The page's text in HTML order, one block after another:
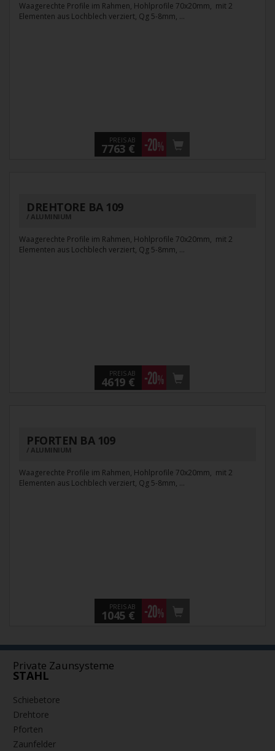
Waagerechte Profile im Rahmen, Hohlprofile 70x20mm, mit 2
Elementen aus Lochblech verziert, Qg 5-8mm, ...
PREIS AB
7763 €
DREHTORE BA 109
ALUMINIUM
Waagerechte Profile im Rahmen, Hohlprofile 70x20mm, mit 2
Elementen aus Lochblech verziert, Qg 5-8mm, ...
PREIS AB
4619 €
PFORTEN BA 109
ALUMINIUM
Waagerechte Profile im Rahmen, Hohlprofile 70x20mm, mit 2
Elementen aus Lochblech verziert, Qg 5-8mm, ...
PREIS AB
1045 €
Private Zaunsysteme
STAHL
Schiebetore
Drehtore
Pforten
Zaunfelder